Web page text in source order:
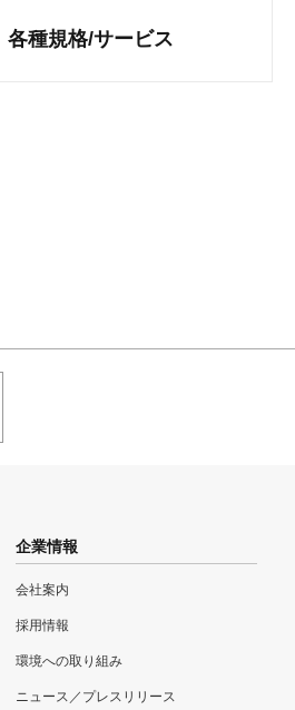
各種規格/サービス
企業情報
会社案内
採用情報
環境への取り組み
ニュース／プレスリリース